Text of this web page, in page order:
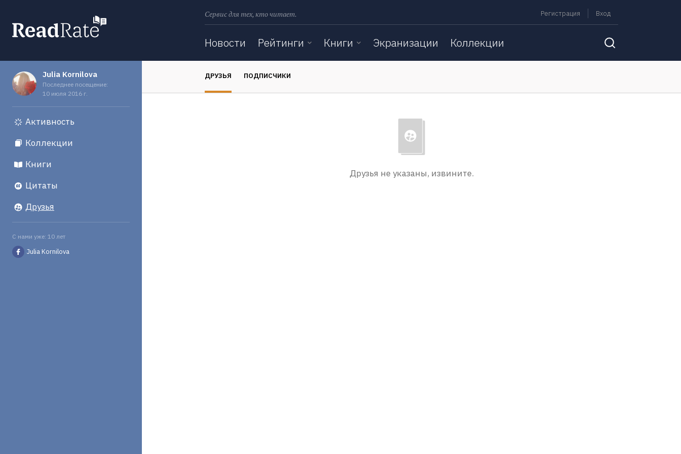
Сервис для тех, кто читает. Регистрация Вход
Новости Рейтинги Книги Экранизации Коллекции
Julia Kornilova
Последнее посещение:
10 июля 2016 г.
Активность
Коллекции
Книги
Цитаты
Друзья
С нами уже: 10 лет
Julia Kornilova
ДРУЗЬЯ ПОДПИСЧИКИ
Друзья не указаны, извините.